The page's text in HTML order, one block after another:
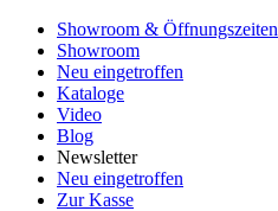
Showroom & Öffnungszeiten
Showroom
Neu eingetroffen
Kataloge
Video
Blog
Newsletter
Neu eingetroffen
Zur Kasse